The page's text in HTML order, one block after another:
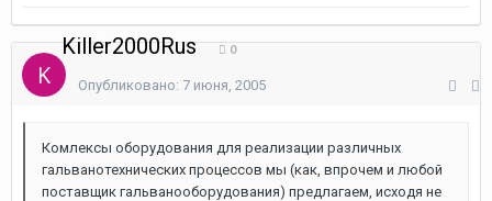
Killer2000Rus 0
Опубликовано: 7 июня, 2005
Комлексы оборудования для реализации различных
гальванотехнических процессов мы (как, впрочем и любой
поставщик гальванооборудования) предлагаем, исходя не